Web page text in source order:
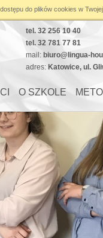
tel. 32 256 10 40
tel. 32 781 77 81
mail: biuro@lingua-
adres: Katowice, ul.
O SZKOLE
do plików cookies w